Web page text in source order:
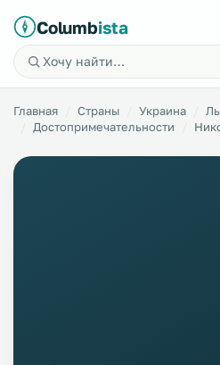
Columbista
Главная Страны Украина
Достопримечательности